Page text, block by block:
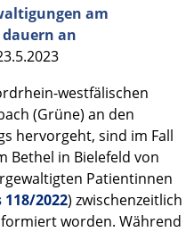
am
an
westfälischen
(Grüne) an den
hervorgeht, sind im Fall
Bethel in Bielefeld von
Patientinnen
2022) zwischenzeitlich
worden. Während